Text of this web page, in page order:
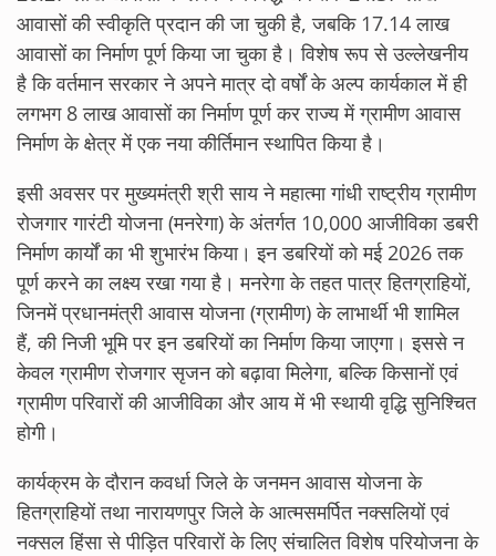
आवासों की स्वीकृति प्रदान की जा चुकी है, जबकि 17.14 लाख
आवासों का निर्माण पूर्ण किया जा चुका है। विशेष रूप से उल्लेखनीय
है कि वर्तमान सरकार ने अपने मात्र दो वर्षों के अल्प कार्यकाल में ही
लगभग 8 लाख आवासों का निर्माण पूर्ण कर राज्य में ग्रामीण आवास
निर्माण के क्षेत्र में एक नया कीर्तिमान स्थापित किया है।
इसी अवसर पर मुख्यमंत्री श्री साय ने महात्मा गांधी राष्ट्रीय ग्रामीण
रोजगार गारंटी योजना (मनरेगा) के अंतर्गत 10,000 आजीविका डबरी
निर्माण कार्यों का भी शुभारंभ किया। इन डबरियों को मई 2026 तक
पूर्ण करने का लक्ष्य रखा गया है। मनरेगा के तहत पात्र हितग्राहियों,
जिनमें प्रधानमंत्री आवास योजना (ग्रामीण) के लाभार्थी भी शामिल
हैं, की निजी भूमि पर इन डबरियों का निर्माण किया जाएगा। इससे न
केवल ग्रामीण रोजगार सृजन को बढ़ावा मिलेगा, बल्कि किसानों एवं
ग्रामीण परिवारों की आजीविका और आय में भी स्थायी वृद्धि सुनिश्चित
होगी।
कार्यक्रम के दौरान कवर्धा जिले के जनमन आवास योजना के
हितग्राहियों तथा नारायणपुर जिले के आत्मसमर्पित नक्सलियों एवं
नक्सल हिंसा से पीड़ित परिवारों के लिए संचालित विशेष परियोजना के